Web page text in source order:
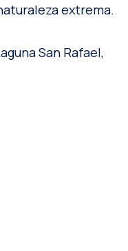
extrema.
San Rafael,